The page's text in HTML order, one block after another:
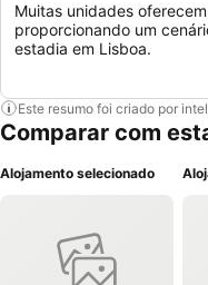
Muitas unidades
proporcionando um
estadia em Lisboa.
Este resumo foi criado por
Comparar com
Alojamento selecionado